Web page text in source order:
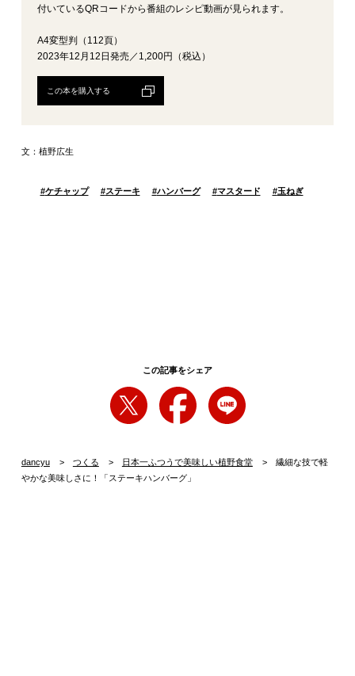
付いているQRコードから番組のレシピ動画が見られます。
A4変型判（112頁）
2023年12月12日発売／1,200円（税込）
この本を購入する
文：植野広生
#ケチャップ #ステーキ #ハンバーグ #マスタード #玉ねぎ
この記事をシェア
dancyu つくる 日本一ふつうで美味しい植野食堂
繊細な技で軽
やかな美味しさに！「ステーキハンバーグ」